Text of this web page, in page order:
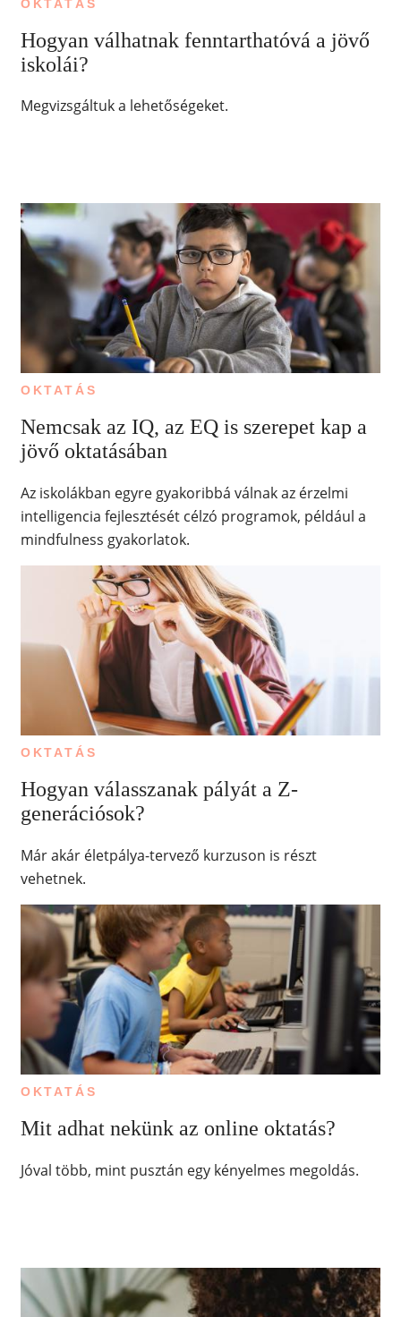
OKTATÁS
Hogyan válhatnak fenntarthatóvá a jövő
iskolái?
Megvizsgáltuk a lehetőségeket.
OKTATÁS
Nemcsak az IQ, az EQ is szerepet kap a
jövő oktatásában
Az iskolákban egyre gyakoribbá válnak az érzelmi
intelligencia fejlesztését célzó programok, például a
mindfulness gyakorlatok.
OKTATÁS
Hogyan válasszanak pályát a Z-
generációsok?
Már akár életpálya-tervező kurzuson is részt
vehetnek.
OKTATÁS
Mit adhat nekünk az online oktatás?
Jóval több, mint pusztán egy kényelmes megoldás.